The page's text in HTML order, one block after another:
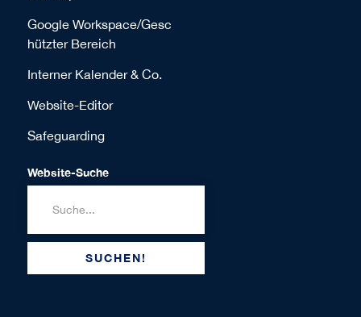
Google Workspace/Gesc
hützter Bereich
Interner Kalender & Co.
Website-Editor
Safeguarding
Website-Suche